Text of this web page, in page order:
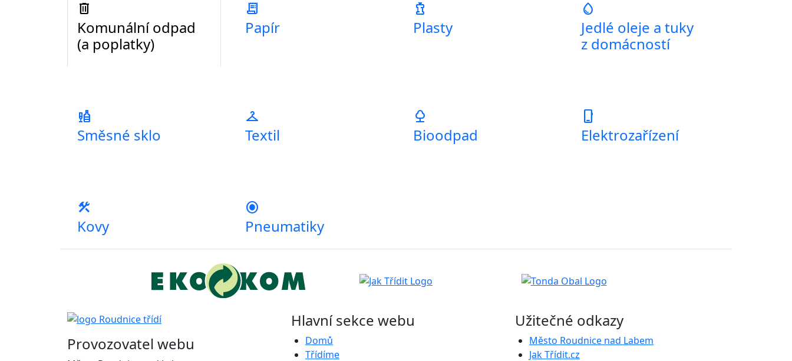
delete
Komunální odpad
(a poplatky)
receipt_long
Papír
water_bottle_large
Plasty
water_drop
Jedlé oleje a tuky
z domácností
liquor
Směsné sklo
checkroom
Textil
nature
Bioodpad
phone_iphone
Elektrozařízení
construction
Kovy
radio_button_checked
Pneumatiky
Provozovatel webu
Hlavní sekce webu
Domů
Třídíme
Užitečné odkazy
Město Roudnice nad Labem
Jak Třídit.cz